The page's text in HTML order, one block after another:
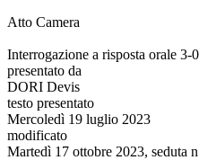
Atto Camera
Interrogazione a risposta orale 3-
presentato da
DORI Devis
testo presentato
Mercoledì 19 luglio 2023
modificato
Martedì 17 ottobre 2023, seduta